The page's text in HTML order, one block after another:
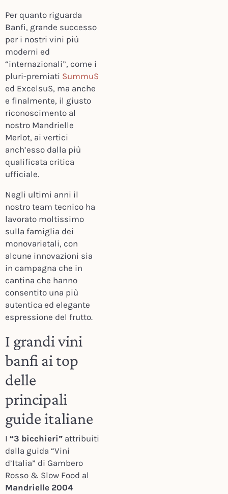
Per quanto riguarda
Banfi, grande successo
per i nostri vini più
moderni ed
“internazionali”, come i
pluri-premiati SummuS
ed ExcelsuS, ma anche
e finalmente, il giusto
riconoscimento al
nostro Mandrielle
Merlot, ai vertici
anch’esso dalla più
qualificata critica
ufficiale.
Negli ultimi anni il
nostro team tecnico ha
lavorato moltissimo
sulla famiglia dei
monovarietali, con
alcune innovazioni sia
in campagna che in
cantina che hanno
consentito una più
autentica ed elegante
espressione del frutto.
I grandi vini
banfi ai top
delle
principali
guide italiane
I “3 bicchieri”attribuiti
dalla guida “Vini
d’Italia” di Gambero
Rosso & Slow Food al
Mandrielle 2004